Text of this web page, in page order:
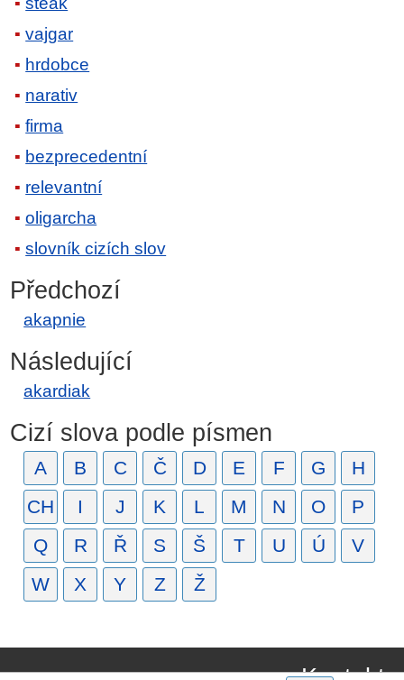
vajgar
hrdobce
narativ
firma
bezprecedentní
relevantní
oligarcha
slovník cizích slov
Předchozí
akapnie
Následující
akardiak
Cizí slova podle písmen
A B C Č D E F G
H
CH
I J K L M N O
P
Q
R Ř S Š T U Ú
V
W
X Y Z Ž